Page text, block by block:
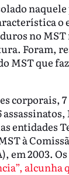
o
no
Foram,
MST que
corporais,
entidades
à
em 2003.
alcunha